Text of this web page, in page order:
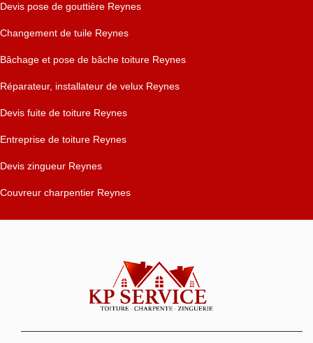
Devis pose de gouttière Reynes
Changement de tuile Reynes
Bâchage et pose de bâche toiture Reynes
Réparateur, installateur de velux Reynes
Devis fuite de toiture Reynes
Entreprise de toiture Reynes
Devis zingueur Reynes
Couvreur charpentier Reynes